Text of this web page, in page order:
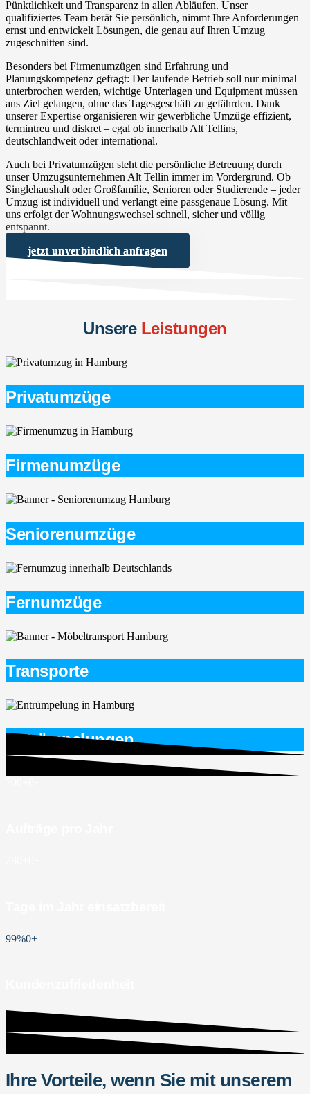
Pünktlichkeit und Transparenz in allen Abläufen. Unser
qualifiziertes Team berät Sie persönlich, nimmt Ihre Anforderungen
ernst und entwickelt Lösungen, die genau auf Ihren Umzug
zugeschnitten sind.
Besonders bei Firmenumzügen sind Erfahrung und
Planungskompetenz gefragt: Der laufende Betrieb soll nur minimal
unterbrochen werden, wichtige Unterlagen und Equipment müssen
ans Ziel gelangen, ohne das Tagesgeschäft zu gefährden. Dank
unserer Expertise organisieren wir gewerbliche Umzüge effizient,
termintreu und diskret – egal ob innerhalb Alt Tellins,
deutschlandweit oder international.
Auch bei Privatumzügen steht die persönliche Betreuung durch
unser Umzugsunternehmen Alt Tellin immer im Vordergrund. Ob
Singlehaushalt oder Großfamilie, Senioren oder Studierende – jeder
Umzug ist individuell und verlangt eine passgenaue Lösung. Mit
uns erfolgt der Wohnungswechsel schnell, sicher und völlig
entspannt.
jetzt unverbindlich anfragen
UnsereLeistungen
Privatumzüge
Firmenumzüge
Seniorenumzüge
Fernumzüge
Transporte
Entrümpelungen
99%0+
Ihre Vorteile, wenn Sie mit unserem